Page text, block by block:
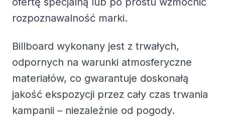
rozpoznawalność marki.
Billboard wykonany jest z trwałych,
odpornych na warunki atmosferyczne
materiałów, co gwarantuje doskonałą
jakość ekspozycji przez cały czas trwania
kampanii – niezależnie od pogody.